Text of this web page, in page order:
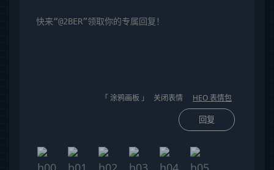
「 涂鸦画板 」 关闭表情 HEO 表情包
回复